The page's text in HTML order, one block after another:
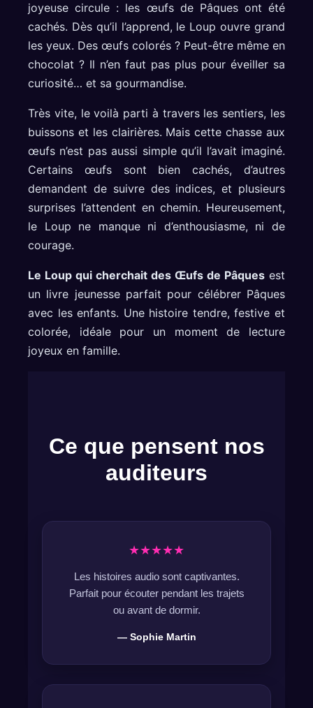
joyeuse circule : les œufs de Pâques ont été
cachés. Dès qu’il l’apprend, le Loup ouvre grand
les yeux. Des œufs colorés ? Peut-être même en
chocolat ? Il n’en faut pas plus pour éveiller sa
curiosité… et sa gourmandise.
Très vite, le voilà parti à travers les sentiers, les
buissons et les clairières. Mais cette chasse aux
œufs n’est pas aussi simple qu’il l’avait imaginé.
Certains œufs sont bien cachés, d’autres
demandent de suivre des indices, et plusieurs
surprises l’attendent en chemin. Heureusement,
le Loup ne manque ni d’enthousiasme, ni de
courage.
Le Loup qui cherchait des Œufs de Pâques est
un livre jeunesse parfait pour célébrer Pâques
avec les enfants. Une histoire tendre, festive et
colorée, idéale pour un moment de lecture
joyeux en famille.
Ce que pensent nos
auditeurs
★★★★★
Les histoires audio sont captivantes.
Parfait pour écouter pendant les trajets
ou avant de dormir.
— Sophie Martin